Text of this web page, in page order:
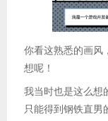
你看这熟悉的画风
想呢！
我当时也是这么想
只能得到钢铁直